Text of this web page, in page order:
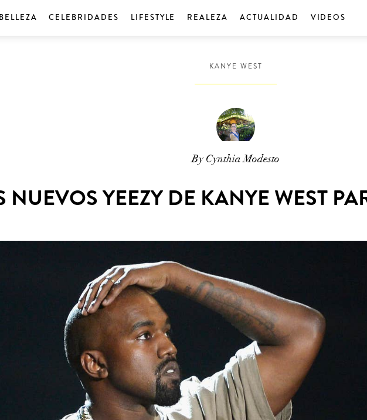
BELLEZA CELEBRIDADES LIFESTYLE REALEZA ACTUALIDAD VIDEOS
KANYE WEST
By Cynthia Modesto
NUEVOS YEEZY DE KANYE WEST